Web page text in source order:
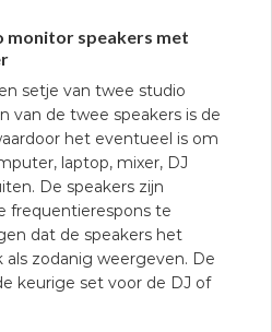
monitor speakers met
setje van twee studio
van de twee speakers is de
het eventueel is om
laptop, mixer, DJ
De speakers zijn
frequentierespons te
dat de speakers het
als zodanig weergeven. De
keurige set voor de DJ of